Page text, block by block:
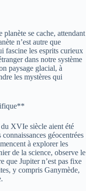
planète se cache, attendant
n’est autre que
fascine les esprits curieux
dans notre système
paysage glacial, à
les mystères qui
XVIe siècle aient été
géocentrées
à explorer les
de la science, observe le
que Jupiter n’est pas fixe
y compris Ganymède,